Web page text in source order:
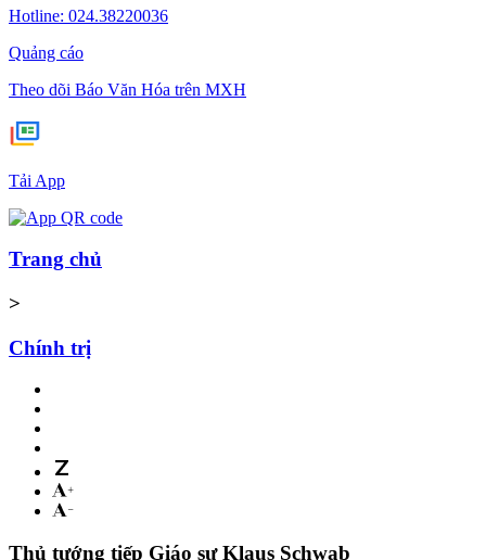
Hotline: 024.38220036
Quảng cáo
Theo dõi Báo Văn Hóa trên MXH
Tải App
Trang chủ
>
Chính trị
Thủ tướng tiếp Giáo sư Klaus Schwab